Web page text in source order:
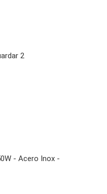
2
- Acero Inox -